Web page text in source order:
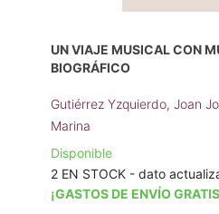
UN VIAJE MUSICAL CON
BIOGRÁFICO
Gutiérrez Yzquierdo, Joan
Marina
Disponible
2 EN STOCK - dato
¡GASTOS DE ENVÍO